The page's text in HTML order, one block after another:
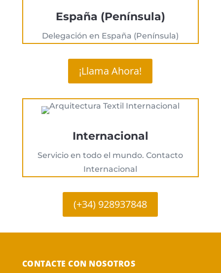
España (Península)
Delegación en España (Península)
¡Llama Ahora!
Internacional
Servicio en todo el mundo. Contacto
Internacional
(+34) 928937848
CONTACTE CON NOSOTROS